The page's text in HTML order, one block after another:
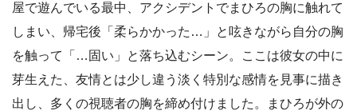
屋で遊んでいる最中、アクシデントでまひろの胸に触れて
しまい、帰宅後「柔らかかった…」と呟きながら自分の胸
を触って「…固い」と落ち込むシーン。ここは彼女の中に
芽生えた、友情とは少し違う淡く特別な感情を見事に描き
出し、多くの視聴者の胸を締め付けました。まひろが外の